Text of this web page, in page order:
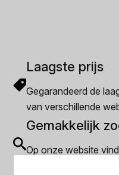
Laagste prijs
Gegarandeerd de
van verschillende
Gemakkelijk
Op onze website